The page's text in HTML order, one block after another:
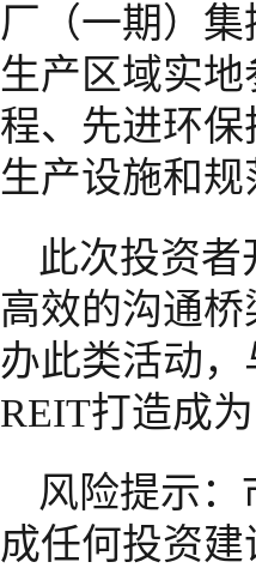
厂（一期）
生产区域实
程、先进环
生产设施和
此次投资
高效的沟通
办此类活动
REIT打造成
风险提示
成任何投资